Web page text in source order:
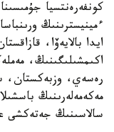
كونفەرەنتسيا
ءمينيسترىنىڭ
ايدا بالايەۆا،
اكىمشىلىگىنىڭ،
رەسەي، وزبەكستان،
مەكەمەلەرىنىڭ
سالاسىنىڭ جەتەكشى